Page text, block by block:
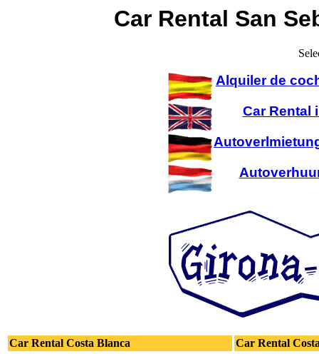
Car Rental San
Alquiler de
Car Rental
Car Rental Costa Blanca Car Rental